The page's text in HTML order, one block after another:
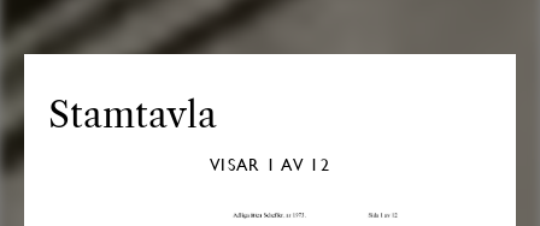
Stamtavla
VISAR 1 AV 12